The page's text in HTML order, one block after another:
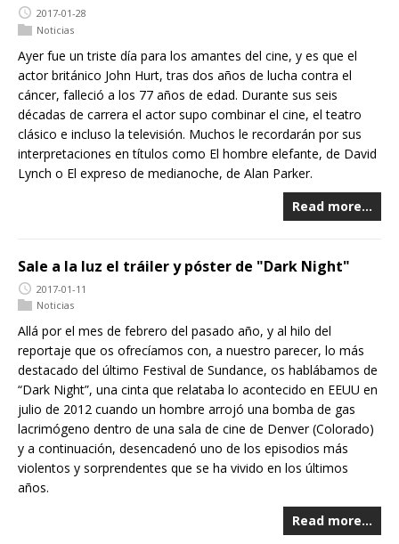
2017-01-28
Noticias
Ayer fue un triste día para los amantes del cine, y es que el
actor británico John Hurt, tras dos años de lucha contra el
cáncer, falleció a los 77 años de edad. Durante sus seis
décadas de carrera el actor supo combinar el cine, el teatro
clásico e incluso la televisión. Muchos le recordarán por sus
interpretaciones en títulos como El hombre elefante, de David
Lynch o El expreso de medianoche, de Alan Parker.
Read more…
Sale a la luz el tráiler y póster de "Dark Night"
2017-01-11
Noticias
Allá por el mes de febrero del pasado año, y al hilo del
reportaje que os ofrecíamos con, a nuestro parecer, lo más
destacado del último Festival de Sundance, os hablábamos de
“Dark Night”, una cinta que relataba lo acontecido en EEUU en
julio de 2012 cuando un hombre arrojó una bomba de gas
lacrimógeno dentro de una sala de cine de Denver (Colorado)
y a continuación, desencadenó uno de los episodios más
violentos y sorprendentes que se ha vivido en los últimos
años.
Read more…